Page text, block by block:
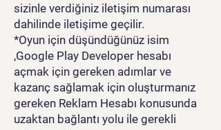
sizinle verdiğiniz iletişim numarası
dahilinde iletişime geçilir.
*Oyun için düşündüğünüz isim
,Google Play Developer hesabı
açmak için gereken adımlar ve
kazanç sağlamak için oluşturmanız
gereken Reklam Hesabı konusunda
uzaktan bağlantı yolu ile gerekli